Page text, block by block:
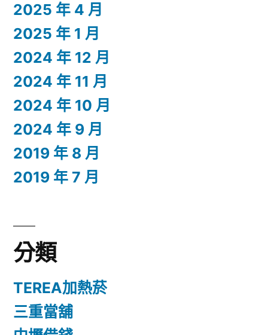
2025 年 4 月
2025 年 1 月
2024 年 12 月
2024 年 11 月
2024 年 10 月
2024 年 9 月
2019 年 8 月
2019 年 7 月
分類
TEREA加熱菸
三重當舖